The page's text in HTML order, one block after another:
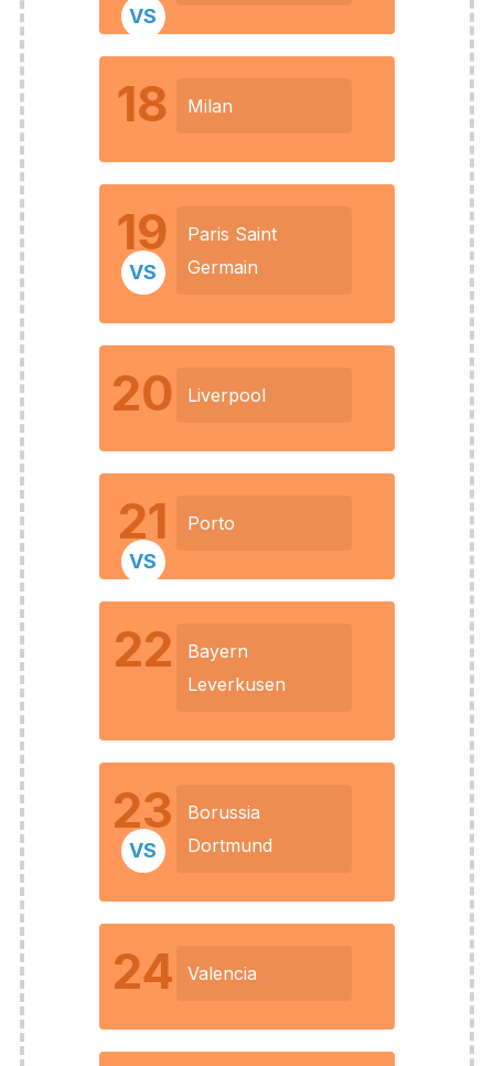
VS
18 Milan
19
Paris Saint
Germain
VS
20 Liverpool
21 Porto
VS
22
Bayern
Leverkusen
23
Borussia
Dortmund
VS
24 Valencia